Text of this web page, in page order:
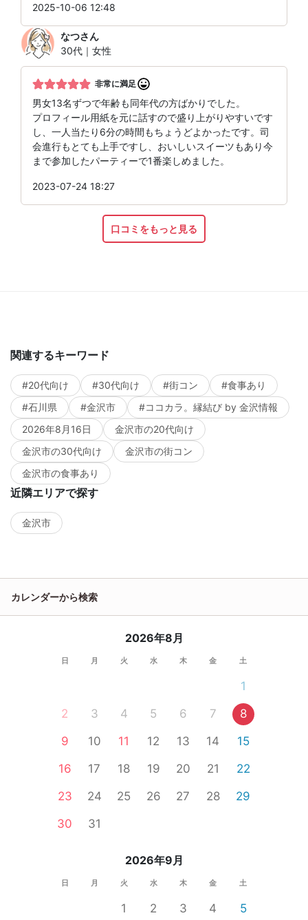
2025-10-06 12:48
なつさん
30代｜女性
非常に満足
男女13名ずつで年齢も同年代の方ばかりでした。
プロフィール用紙を元に話すので盛り上がりやすいです
し、一人当たり6分の時間もちょうどよかったです。司
会進行もとても上手ですし、おいしいスイーツもあり今
まで参加したパーティーで1番楽しめました。
2023-07-24 18:27
口コミをもっと見る
関連するキーワード
#20代向け #30代向け #街コン
#食事あり
#石川県
#金沢市
#ココカラ。縁結び by 金沢情報
2026年8月16日
金沢市の20代向け
金沢市の30代向け
金沢市の街コン
金沢市の食事あり
近隣エリアで探す
金沢市
カレンダーから検索
2026年8月
日 月 火 水 木 金 土
1
2
3 4 5 6 7
8
9
10 11 12 13 14
15
16
17 18 19 20 21
22
23
24 25 26 27 28
29
30
31
2026年9月
日 月 火 水 木 金 土
1 2 3 4 5